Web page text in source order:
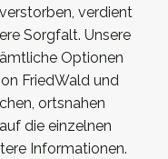
verdient
Sorgfalt. Unsere
Optionen
FriedWald und
ortsnahen
die einzelnen
Informationen.